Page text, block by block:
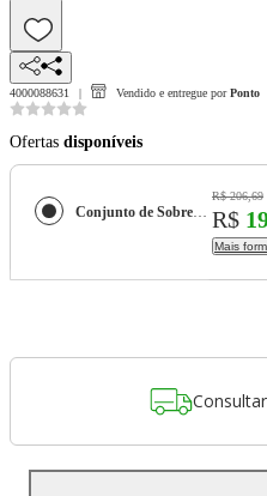
4000088631 Vendido e entregue por Ponto
Ofertas disponíveis
Conjunto de Sobremesa Tramontina 64400730 em Aço Inox - 12 Peças
R$ 206,69
R$
Mais
Consultar